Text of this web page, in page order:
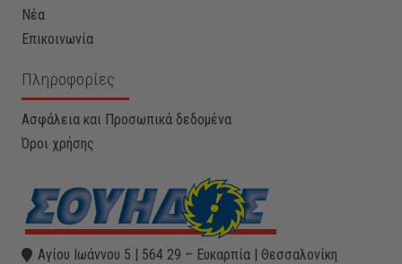
Νέα
Επικοινωνία
Πληροφορίες
Ασφάλεια και Προσωπικά δεδομένα
Όροι χρήσης
Αγίου Ιωάννου 5 | 564 29 – Ευκαρπία | Θεσσαλονίκη